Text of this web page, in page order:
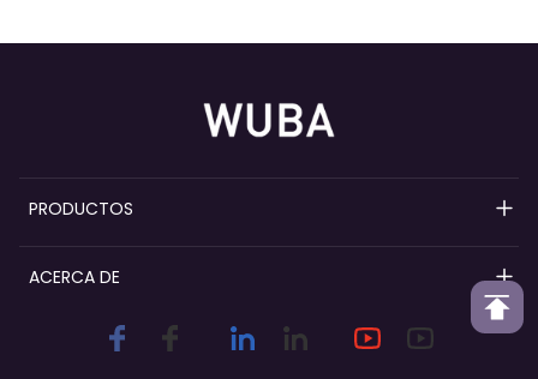
PRODUCTOS
ACERCA DE
Descripción general de Wuba